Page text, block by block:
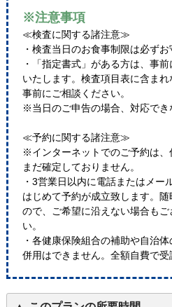
※注意事項
≪検査に関する諸注意≫
・検査当日のお食事制限は必ずお
・「指定書式」がある方は、事
いたします。検査項目表に含ま
事前にご相談ください。
※当日のご申告の場合、対応でき
≪予約に関する諸注意≫
※インターネットでのご予約は、
まだ確定しておりません。
・3営業日以内に電話またはメー
はじめて予約が成立致します。
ので、ご希望に沿えない場合も
い。
・各健康保険組合の補助や自治
併用はできません。全額自費で受